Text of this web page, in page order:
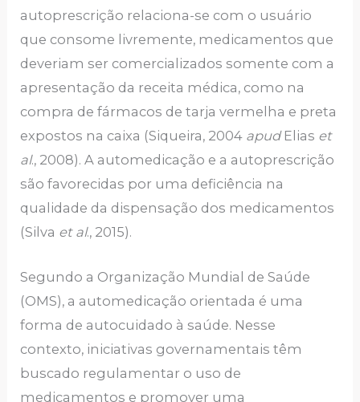
autoprescrição relaciona-se com o usuário
que consome livremente, medicamentos que
deveriam ser comercializados somente com a
apresentação da receita médica, como na
compra de fármacos de tarja vermelha e preta
expostos na caixa (Siqueira, 2004 apudElias et
al., 2008). A automedicação e a autoprescrição
são favorecidas por uma deficiência na
qualidade da dispensação dos medicamentos
(Silva et al., 2015).
Segundo a Organização Mundial de Saúde
(OMS), a automedicação orientada é uma
forma de autocuidado à saúde. Nesse
contexto, iniciativas governamentais têm
buscado regulamentar o uso de
medicamentos e promover uma